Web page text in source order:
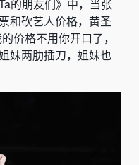
的朋友们》中，当张
和砍艺人价格，黄圣
价格不用你开口了，
妹两肋插刀，姐妹也